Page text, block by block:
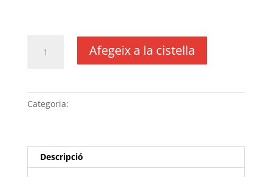
actualitzacions
plantilla
anual)
(fundacionmrm.es)
Afegeix a la cistella
Categoria:
Descripció